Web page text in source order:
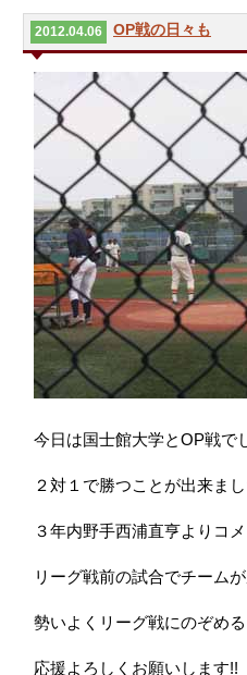
2012.04.06 OP戦の日々も
今日は国士館大学とOP戦で
２対１で勝つことが出来ま
３年内野手西浦直亨よりコ
リーグ戦前の試合でチーム
勢いよくリーグ戦にのぞめ
応援よろしくお願いします!!